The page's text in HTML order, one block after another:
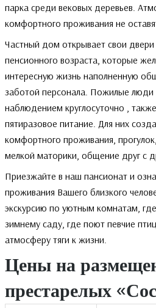
парка среди вековых деревьев.
комфортного проживания не
Частный дом открывает свои двери
пенсионного возраста, которые
интересную жизнь наполненную
заботой персонала. Пожилые люди
наблюдением круглосуточно ,
пятиразовое питание. Для них
комфортного проживания,
мелкой маторики, общение друг с
Приезжайте в наш пансионат и
проживания Вашего близкого
экскурсию по уютным комнатам,
зимнему саду, где поют певчие
атмосферу тяги к жизни.
Цены на
престарелых